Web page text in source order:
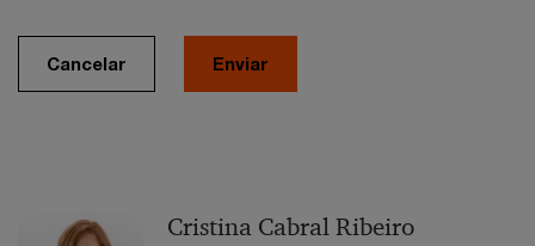
Cancelar Enviar
Cristina Cabral Ribeiro